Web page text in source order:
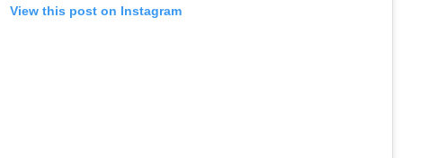
View this post on Instagram